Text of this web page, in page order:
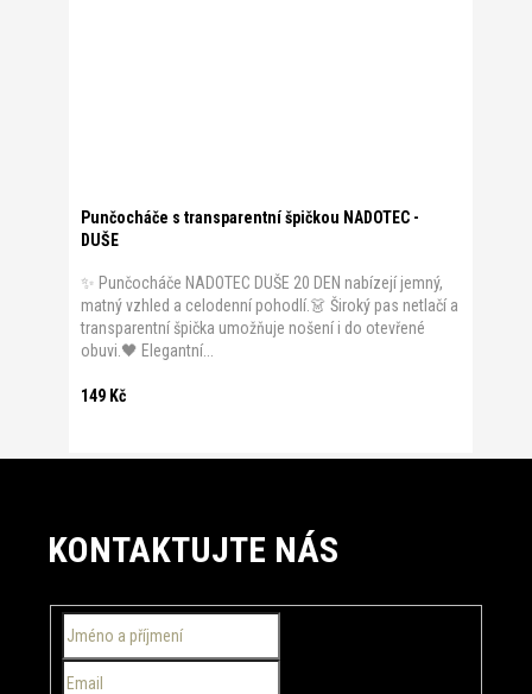
Punčocháče s transparentní špičkou NADOTEC -
DUŠE
149 Kč
✨ Punčocháče NADOTEC DUŠE 20 DEN nabízejí jemný,
matný vzhled a celodenní pohodlí.👗 Široký pas netlačí a
transparentní špička umožňuje nošení i do otevřené
obuvi.🖤 Elegantní...
KONTAKTUJTE NÁS